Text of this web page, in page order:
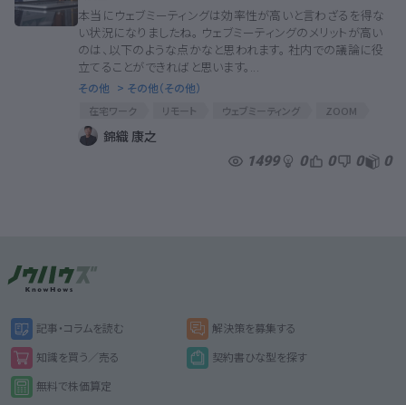
本当にウェブミーティングは効率性が高いと言わざるを得な
い状況になりましたね。 ウェブミーティングのメリットが高い
のは、以下のような点かなと思われます。 社内での議論に役
立てることができればと思います。...
その他 > その他（その他）
在宅ワーク リモート ウェブミーティング
ZOOM
リモートワーク
錦織 康之
1499 0 0 0 0
記事・コラムを読む 解決策を募集する
知識を買う／売る 契約書ひな型を探す
無料で株価算定